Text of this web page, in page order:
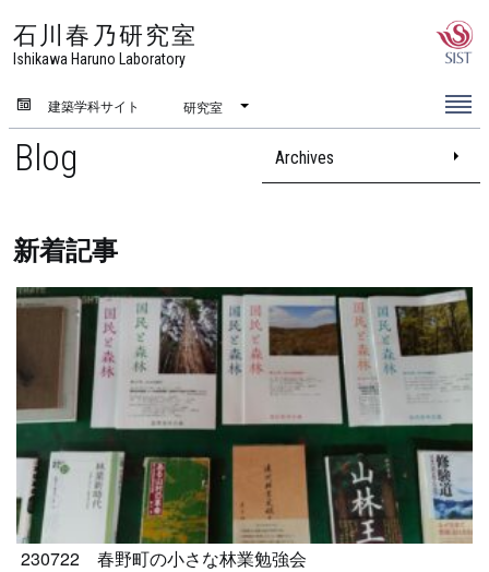
石川春乃研究室
Ishikawa Haruno Laboratory
建築学科サイト 研究室
Blog Archives
新着記事
230722 春野町の小さな林業勉強会